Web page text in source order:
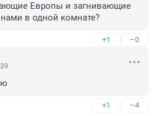
Европы и загнивающие
в одной комнате?
+1 –0
+1 –4